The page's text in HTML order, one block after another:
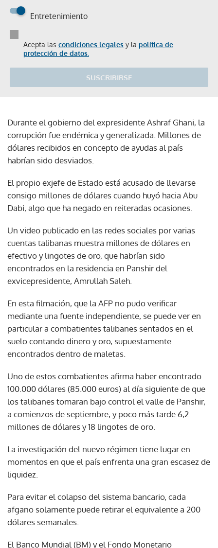
Entretenimiento
Acepta las condiciones legales y la política de
protección de datos.
SUSCRIBIRSE
Durante el gobierno del expresidente Ashraf Ghani, la
corrupción fue endémica y generalizada. Millones de
dólares recibidos en concepto de ayudas al país
habrían sido desviados.
El propio exjefe de Estado está acusado de llevarse
consigo millones de dólares cuando huyó hacia Abu
Dabi, algo que ha negado en reiteradas ocasiones.
Un video publicado en las redes sociales por varias
cuentas talibanas muestra millones de dólares en
efectivo y lingotes de oro, que habrían sido
encontrados en la residencia en Panshir del
exvicepresidente, Amrullah Saleh.
En esta filmación, que la AFP no pudo verificar
mediante una fuente independiente, se puede ver en
particular a combatientes talibanes sentados en el
suelo contando dinero y oro, supuestamente
encontrados dentro de maletas.
Uno de estos combatientes afirma haber encontrado
100.000 dólares (85.000 euros) al día siguiente de que
los talibanes tomaran bajo control el valle de Panshir,
a comienzos de septiembre, y poco más tarde 6,2
millones de dólares y 18 lingotes de oro.
La investigación del nuevo régimen tiene lugar en
momentos en que el país enfrenta una gran escasez de
liquidez.
Para evitar el colapso del sistema bancario, cada
afgano solamente puede retirar el equivalente a 200
dólares semanales.
El Banco Mundial (BM) y el Fondo Monetario